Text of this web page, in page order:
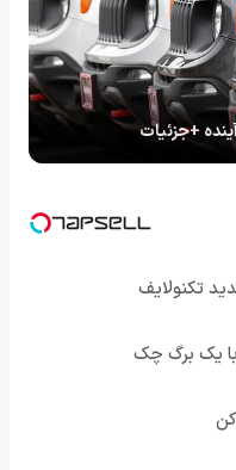
+جزئیات